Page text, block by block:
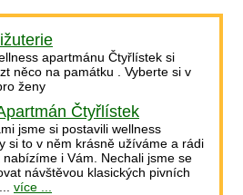
apartmánu Čtyřlístek si
něco na památku . Vyberte si v
pro ženy
Čtyřlístek
jsme si postavili wellness
si to v něm krásně užíváme a rádi
i Vám. Nechali jsme se
návštěvou klasických pivních
více ...